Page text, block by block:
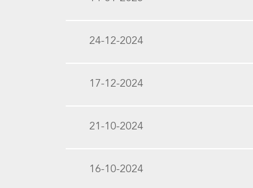
24-12-2024
17-12-2024
21-10-2024
16-10-2024